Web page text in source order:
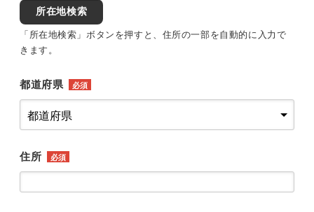
所在地検索
「所在地検索」ボタンを押すと、住所の一部を自動的に入力で
きます。
都道府県 必須
住所 必須